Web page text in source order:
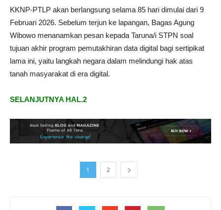
KKNP-PTLP akan berlangsung selama 85 hari dimulai dari 9
Februari 2026. Sebelum terjun ke lapangan, Bagas Agung
Wibowo menanamkan pesan kepada Taruna/i STPN soal
tujuan akhir program pemutakhiran data digital bagi sertipikat
lama ini, yaitu langkah negara dalam melindungi hak atas
tanah masyarakat di era digital.
SELANJUTNYA HAL.2
1 2